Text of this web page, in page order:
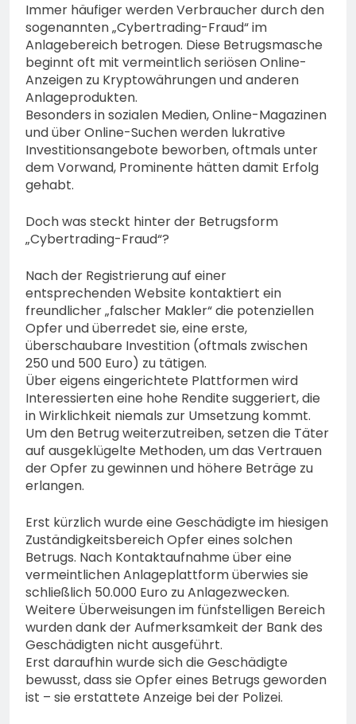
Immer häufiger werden Verbraucher durch den
sogenannten „Cybertrading-Fraud“ im
Anlagebereich betrogen. Diese Betrugsmasche
beginnt oft mit vermeintlich seriösen Online-
Anzeigen zu Kryptowährungen und anderen
Anlageprodukten.
Besonders in sozialen Medien, Online-Magazinen
und über Online-Suchen werden lukrative
Investitionsangebote beworben, oftmals unter
dem Vorwand, Prominente hätten damit Erfolg
gehabt.
Doch was steckt hinter der Betrugsform
„Cybertrading-Fraud“?
Nach der Registrierung auf einer
entsprechenden Website kontaktiert ein
freundlicher „falscher Makler“ die potenziellen
Opfer und überredet sie, eine erste,
überschaubare Investition (oftmals zwischen
250 und 500 Euro) zu tätigen.
Über eigens eingerichtete Plattformen wird
Interessierten eine hohe Rendite suggeriert, die
in Wirklichkeit niemals zur Umsetzung kommt.
Um den Betrug weiterzutreiben, setzen die Täter
auf ausgeklügelte Methoden, um das Vertrauen
der Opfer zu gewinnen und höhere Beträge zu
erlangen.
Erst kürzlich wurde eine Geschädigte im hiesigen
Zuständigkeitsbereich Opfer eines solchen
Betrugs. Nach Kontaktaufnahme über eine
vermeintlichen Anlageplattform überwies sie
schließlich 50.000 Euro zu Anlagezwecken.
Weitere Überweisungen im fünfstelligen Bereich
wurden dank der Aufmerksamkeit der Bank des
Geschädigten nicht ausgeführt.
Erst daraufhin wurde sich die Geschädigte
bewusst, dass sie Opfer eines Betrugs geworden
ist – sie erstattete Anzeige bei der Polizei.